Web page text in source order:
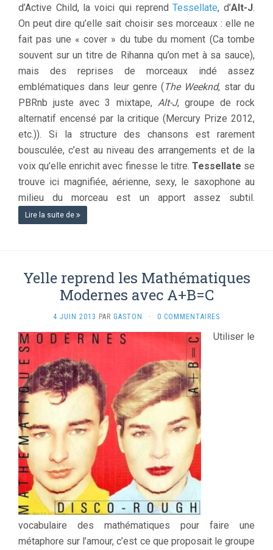
d’Active Child, la voici qui reprendTessellate, d’Alt-J.
On peut dire qu’elle sait choisir ses morceaux : elle ne
fait pas une « cover » du tube du moment (Ca tombe
souvent sur un titre de Rihanna qu’on met à sa sauce),
mais des reprises de morceaux indé assez
emblématiques dans leur genre (The Weeknd, star du
PBRnb juste avec 3 mixtape, Alt-J, groupe de rock
alternatif encensé par la critique (Mercury Prize 2012,
etc.)). Si la structure des chansons est rarement
bousculée, c’est au niveau des arrangements et de la
voix qu’elle enrichit avec finesse le titre. Tessellate se
trouve ici magnifiée, aérienne, sexy, le saxophone au
milieu du morceau est un apport assez subtil.
Lire la suite de
Yelle reprend les Mathématiques
Modernes avec A+B=C
4 JUIN 2013 PAR GASTON · 0 COMMENTAIRES
Utiliser le
vocabulaire des mathématiques pour faire une
métaphore sur l’amour, c’est ce que proposait le groupe